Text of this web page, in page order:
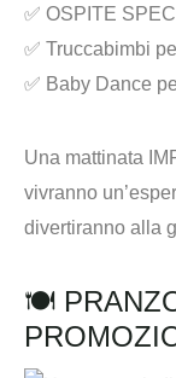
✅ OSPITE
✅ Truccabimbi
✅ Baby Dance
Una mattinata
vivranno
divertiranno alla
🍽️